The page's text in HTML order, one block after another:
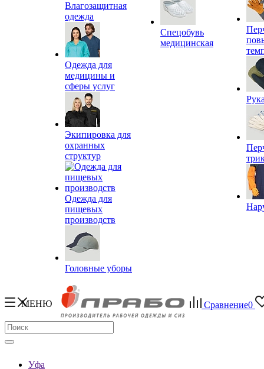
Влагозащитная
одежда
Одежда для
медицины и
сферы услуг
Экипировка для
охранных
структур
Одежда для
пищевых
производств
Головные уборы
Спецобувь
медицинская
МЕНЮ Сравнение0
Уфа